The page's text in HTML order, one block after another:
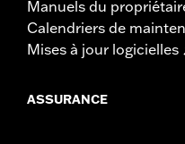
Manuels du
Calendriers de
Mises à jour logicielles
ASSURANCE